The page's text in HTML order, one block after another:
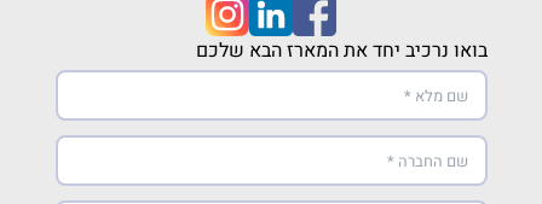
בואו נרכיב יחד את המארז הבא שלכם